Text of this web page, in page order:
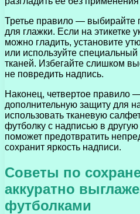
Третье правило — выбирайте
для глажки. Если на этикетке
можно гладить, установите
или используйте
тканей. Избегайте слишком
не повредить надпись.
Наконец, четвертое правило
дополнительную защиту для
использовать тканевую
футболку с надписью в
поможет предотвратить
сохранит яркость надписи.
Советы по
аккуратно
футболками